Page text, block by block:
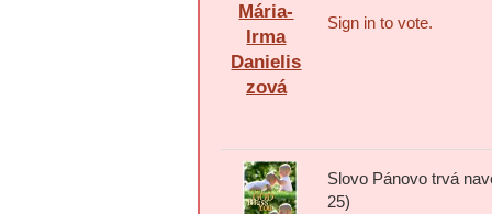
Mária-
Irma
Danielis
zová
Sign in to vote.
Slovo Pánovo trvá
25)